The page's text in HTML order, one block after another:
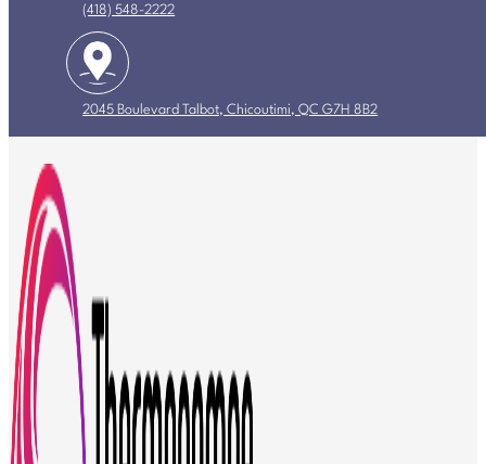
(418) 548-2222
2045 Boulevard Talbot, Chicoutimi, QC G7H 8B2